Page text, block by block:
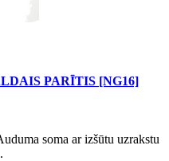
PARĪTIS [NG16]
soma ar izšūtu uzrakstu